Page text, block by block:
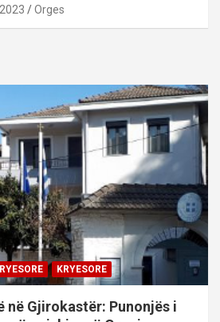
Orges
KRYESORE
në Gjirokastër: Punonjës i